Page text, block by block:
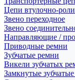
Цепи втулочно-
Звено переходное
Звено
Направляющие /
Приводные ремни
Зубчатые ремни
Викели зубчатых
Замкнутые